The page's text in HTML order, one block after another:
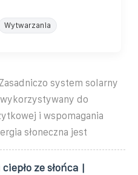
Wytwarzania
system solarny
do
i wspomagania
słoneczna jest
ze słońca |